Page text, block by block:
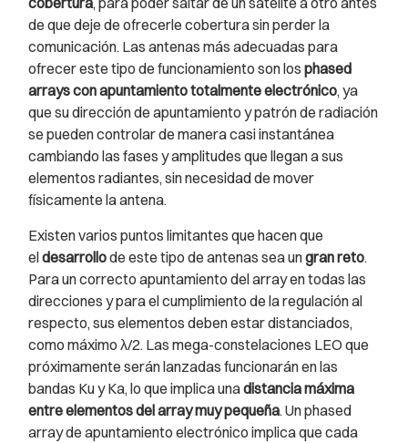
de que deje de ofrecerle cobertura sin perder la
comunicación. Las antenas más adecuadas para
ofrecer este tipo de funcionamiento son losphased
arrays con apuntamiento totalmente electrónico, ya
que su dirección de apuntamiento y patrón de radiación
se pueden controlar de manera casi instantánea
cambiando las fases y amplitudes que llegan a sus
elementos radiantes, sin necesidad de mover
físicamente la antena.
Existen varios puntos limitantes que hacen que
eldesarrollode este tipo de antenas sea ungran reto.
Para un correcto apuntamiento del array en todas las
direcciones y para el cumplimiento de la regulación al
respecto, sus elementos deben estar distanciados,
como máximo λ/2. Las mega-constelaciones LEO que
próximamente serán lanzadas funcionarán en las
bandas Ku y Ka, lo que implica unadistancia máxima
entre elementos del array muy pequeña. Un phased
array de apuntamiento electrónico implica que cada